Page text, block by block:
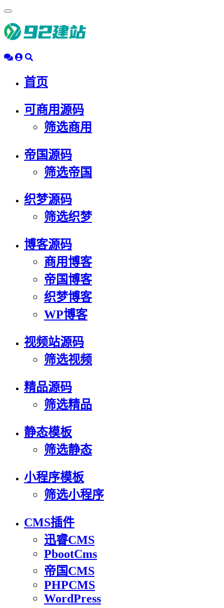
动
导
首页
可商用源码
筛选商用
帝国源码
筛选帝国
织梦源码
筛选织梦
博客源码
商用博客
帝国博客
织梦博客
WP博客
视频站源码
筛选视频
精品源码
筛选精品
静态模板
筛选静态
小程序模板
筛选小程序
CMS插件
迅睿CMS
PbootCms
帝国CMS
PHPCMS
WordPress